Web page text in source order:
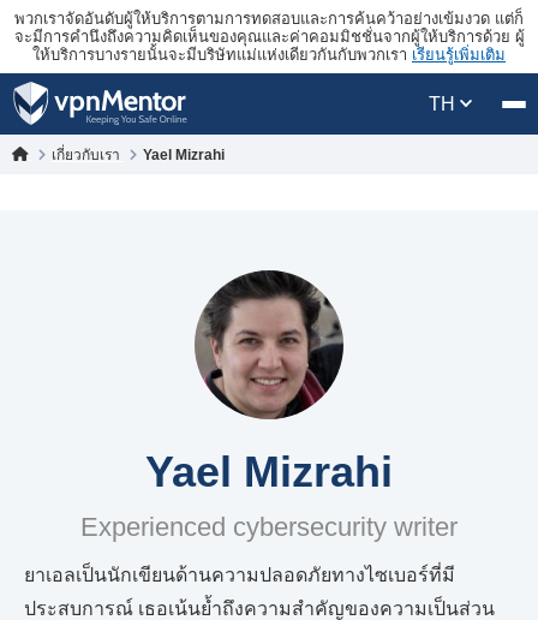
พวกเราจัดอันดับผู้ให้บริการตามการทดสอบและการค้นคว้าอย่างเข้มงวด แต่ก็
จะมีการคำนึงถึงความคิดเห็นของคุณและค่าคอมมิชชั่นจากผู้ให้บริการด้วย ผู้
ให้บริการบางรายนั้นจะมีบริษัทแม่แห่งเดียวกันกับพวกเรา เรียนรู้เพิ่มเติม
TH
เกี่ยวกับเรา Yael Mizrahi
Yael Mizrahi
Experienced cybersecurity writer
ยาเอลเป็นนักเขียนด้านความปลอดภัยทางไซเบอร์ที่มี
ประสบการณ์ เธอเน้นย้ำถึงความสำคัญของความเป็นส่วน